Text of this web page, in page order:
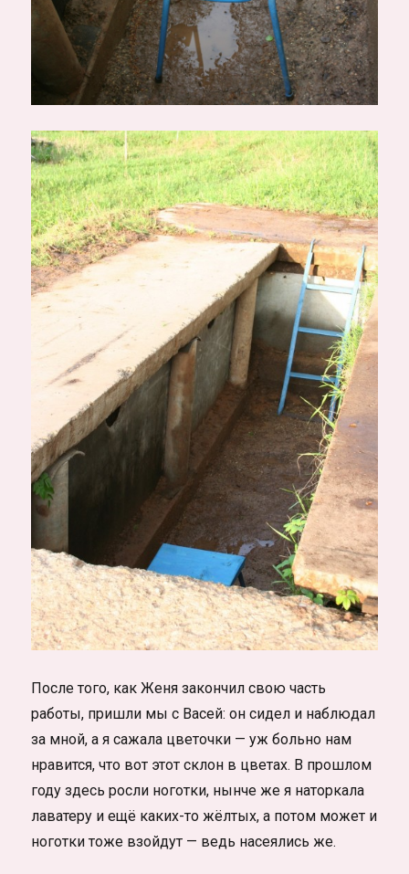
После того, как Женя закончил свою часть
работы, пришли мы с Васей: он сидел и наблюдал
за мной, а я сажала цветочки — уж больно нам
нравится, что вот этот склон в цветах. В прошлом
году здесь росли ноготки, нынче же я наторкала
лаватеру и ещё каких-то жёлтых, а потом может и
ноготки тоже взойдут — ведь насеялись же.